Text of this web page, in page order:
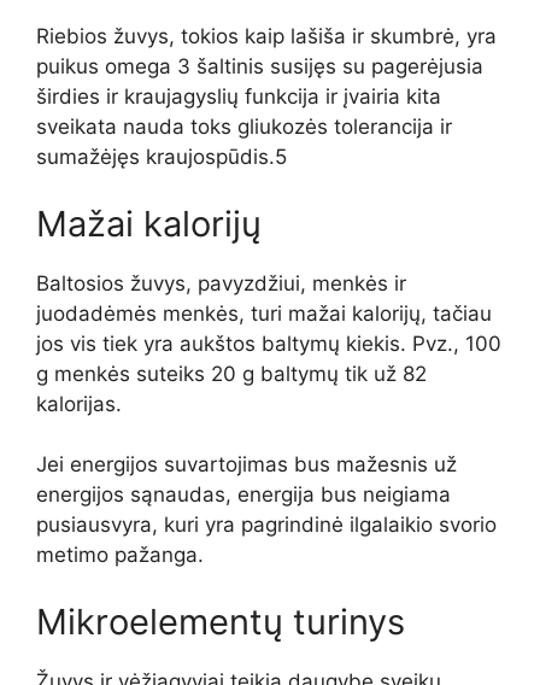
Riebios žuvys, tokios kaip lašiša ir skumbrė, yra
puikus omega 3 šaltinis susijęs su pagerėjusia
širdies ir kraujagyslių funkcija ir įvairia kita
sveikata nauda toks gliukozės tolerancija ir
sumažėjęs kraujospūdis.5
Mažai kalorijų
Baltosios žuvys, pavyzdžiui, menkės ir
juodadėmės menkės, turi mažai kalorijų, tačiau
jos vis tiek yra aukštos baltymų kiekis. Pvz., 100
g menkės suteiks 20 g baltymų tik už 82
kalorijas.
Jei energijos suvartojimas bus mažesnis už
energijos sąnaudas, energija bus neigiama
pusiausvyra, kuri yra pagrindinė ilgalaikio svorio
metimo pažanga.
Mikroelementų turinys